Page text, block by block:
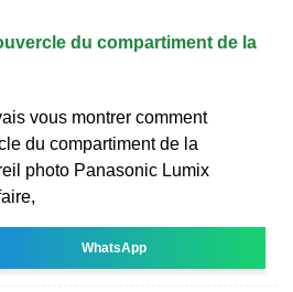
du compartiment de la
vous montrer comment
du compartiment de la
photo Panasonic Lumix
WhatsApp